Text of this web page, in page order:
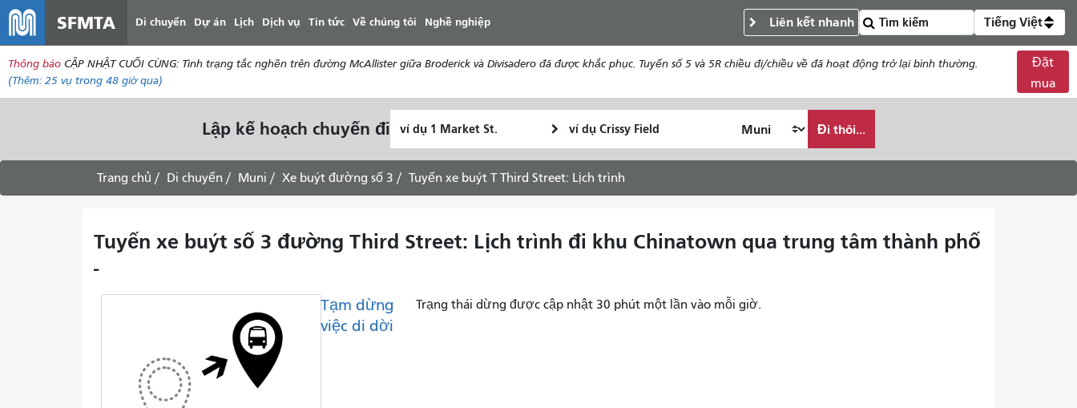
dung
SFMTA Di chuyển Dự án Lịch Dịch vụ Tin tức Về chúng tôi Nghề nghiệp Liên kết nhanh Tiếng Việt
Thông báo CẬP NHẬT CUỐI CÙNG: Tình trạng tắc nghẽn trên đường McAllister giữa Broderick và Divisadero đã được khắc phục. Tuyến số 5 và 5R chiều đi/chiều về đã hoạt động trở lại bình thường.
(Thêm: 25 vụ trong 48 giờ qua)
Đặt
mua
Lập kế hoạch chuyến đi
bắt
đầu
kết
thúc
muốn
du
như
Đi thôi...
Trang chủ Di chuyển Muni Xe buýt đường số 3 Tuyến xe buýt T Third Street: Lịch trình
Tuyến xe buýt số 3 đường Third Street: Lịch trình đi khu Chinatown qua trung tâm thành phố
-
Tạm dừng
việc di dời
Trạng thái dừng được cập nhật 30 phút một lần vào mỗi giờ.